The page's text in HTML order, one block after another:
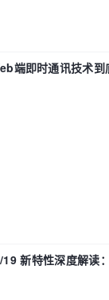
端即时通讯技术到
新特性深度解读
体验